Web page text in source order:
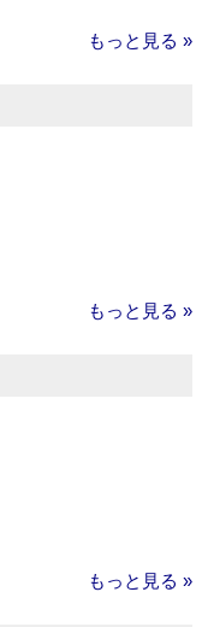
もっと見る »
もっと見る »
もっと見る »